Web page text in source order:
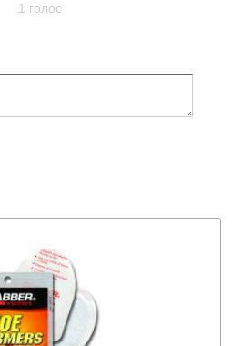
1 голос